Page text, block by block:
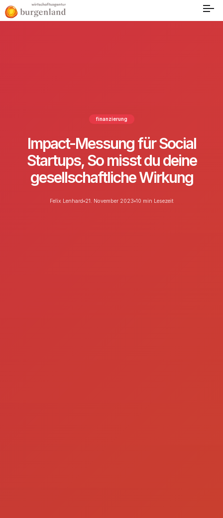
finanzierung
Impact-Messung für Social
Startups, So misst du deine
gesellschaftliche Wirkung
Felix Lenhard 21. November 2023 10 min Lesezeit